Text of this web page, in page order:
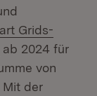
Grids-
(Öffnet in
ab 2024 für
von
Mit der